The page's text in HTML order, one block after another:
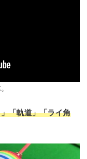
「軌道」「ライ角